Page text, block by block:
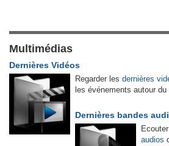
Multimédias
Dernières Vidéos
Regarder les dernières
les événements autour
Dernières bandes
audios